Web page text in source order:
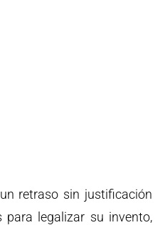
retraso sin justificación
legalizar su invento,